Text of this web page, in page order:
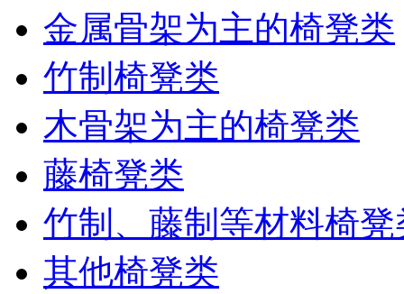
金属骨架为主的椅凳类
竹制椅凳类
木骨架为主的椅凳类
藤椅凳类
竹制、藤制等材料椅凳
其他椅凳类